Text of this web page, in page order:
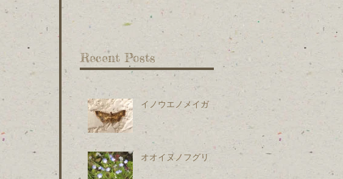
Recent Posts
イノウエノメイガ
オオイヌノフグリ